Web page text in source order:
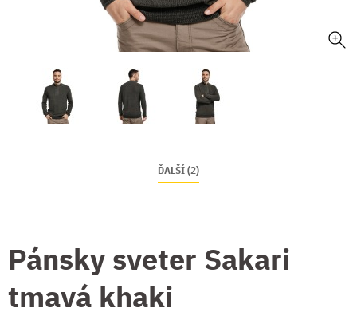
ĎALŠÍ (2)
Pánsky sveter Sakari
tmavá khaki